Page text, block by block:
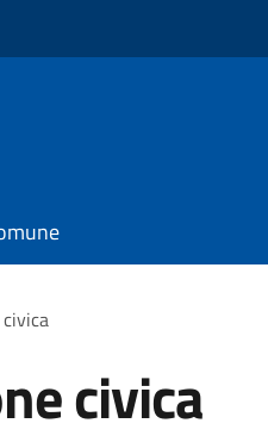
civica